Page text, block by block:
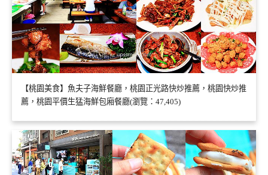
【桃園美食】魚夫子海鮮餐廳，桃園正光路快炒推薦，桃園快炒推
薦，桃園平價生猛海鮮包廂餐廳(瀏覽：47,405)